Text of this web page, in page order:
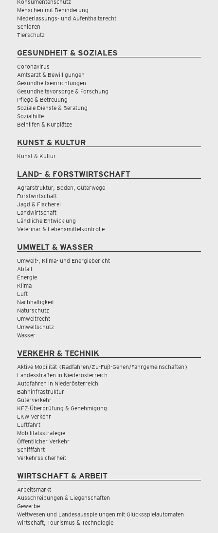
Konsumentenschutz
Menschen mit Behinderung
Niederlassungs- und Aufenthaltsrecht
Senioren
Tierschutz
GESUNDHEIT & SOZIALES
Coronavirus
Amtsarzt & Bewilligungen
Gesundheitseinrichtungen
Gesundheitsvorsorge & Forschung
Pflege & Betreuung
Soziale Dienste & Beratung
Sozialhilfe
Beihilfen & Kurplätze
KUNST & KULTUR
Kunst & Kultur
LAND- & FORSTWIRTSCHAFT
Agrarstruktur, Boden, Güterwege
Forstwirtschaft
Jagd & Fischerei
Landwirtschaft
Ländliche Entwicklung
Veterinär & Lebensmittelkontrolle
UMWELT & WASSER
Umwelt-, Klima- und Energiebericht
Abfall
Energie
Klima
Luft
Nachhaltigkeit
Naturschutz
Umweltrecht
Umweltschutz
Wasser
VERKEHR & TECHNIK
Aktive Mobilität (Radfahren/Zu-Fuß-Gehen/Fahrgemeinschaften)
Landesstraßen in Niederösterreich
Autofahren in Niederösterreich
Bahninfrastruktur
Güterverkehr
KFZ-Überprüfung & Genehmigung
LKW Verkehr
Luftfahrt
Mobilitätsstrategie
Öffentlicher Verkehr
Schifffahrt
Verkehrssicherheit
WIRTSCHAFT & ARBEIT
Arbeitsmarkt
Ausschreibungen & Liegenschaften
Gewerbe
Wettwesen und Landesausspielungen mit Glücksspielautomaten
Wirtschaft, Tourismus & Technologie